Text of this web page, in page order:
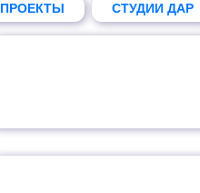
ПРОЕКТЫ СТУДИИ ДАР